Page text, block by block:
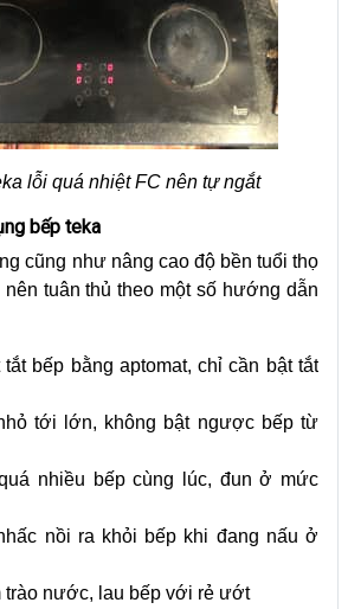
lỗi quá nhiệt FC nên tự ngắt
bếp teka
cũng như nâng cao độ bền tuổi thọ
tuân thủ theo một số hướng dẫn
tắt bếp bằng aptomat, chỉ cần bật tắt
tới lớn, không bật ngược bếp từ
nhiều bếp cùng lúc, đun ở mức
nồi ra khỏi bếp khi đang nấu ở
trào nước, lau bếp với rẻ ướt